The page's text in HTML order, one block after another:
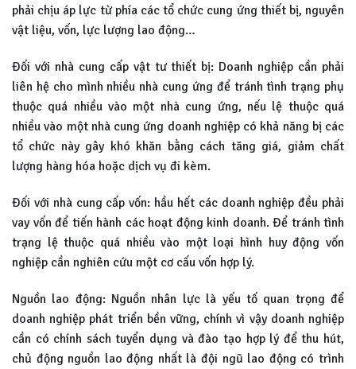
phải chịu áp lực từ phía các tổ chức cung ứng thiết bị, nguyên
vật liệu, vốn, lực lượng lao động…
Đối với nhà cung cấp vật tư thiết bị: Doanh nghiệp cần phải
liên hệ cho mình nhiều nhà cung ứng để tránh tình trạng phụ
thuộc quá nhiều vào một nhà cung ứng, nếu lệ thuộc quá
nhiều vào một nhà cung ứng doanh nghiệp có khả năng bị các
tổ chức này gây khó khăn bằng cách tăng giá, giảm chất
lượng hàng hóa hoặc dịch vụ đi kèm.
Đối với nhà cung cấp vốn: hầu hết các doanh nghiệp đều phải
vay vốn để tiến hành các hoạt động kinh doanh. Để tránh tình
trạng lệ thuộc quá nhiều vào một loại hình huy động vốn
nghiệp cần nghiên cứu một cơ cấu vốn hợp lý.
Nguồn lao động: Nguồn nhân lực là yếu tố quan trọng để
doanh nghiệp phát triển bền vững, chính vì vậy doanh nghiệp
cần có chính sách tuyển dụng và đào tạo hợp lý để thu hút,
chủ động nguồn lao động nhất là đội ngũ lao động có trình